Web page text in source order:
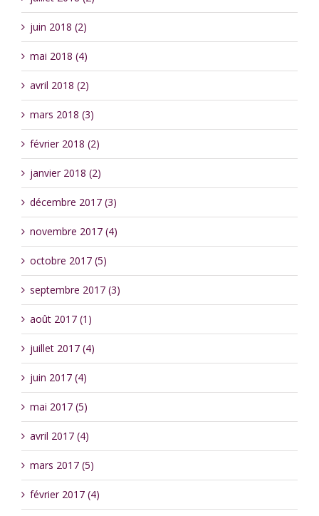
juin 2018 (2)
mai 2018 (4)
avril 2018 (2)
mars 2018 (3)
février 2018 (2)
janvier 2018 (2)
décembre 2017 (3)
novembre 2017 (4)
octobre 2017 (5)
septembre 2017 (3)
août 2017 (1)
juillet 2017 (4)
juin 2017 (4)
mai 2017 (5)
avril 2017 (4)
mars 2017 (5)
février 2017 (4)